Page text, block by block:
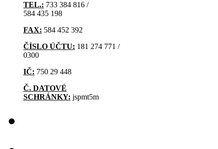
TEL.: 733 384 816 /
584 435 198
FAX: 584 452 392
ČÍSLO ÚČTU: 181 274 771 /
0300
IČ: 750 29 448
Č. DATOVÉ
SCHRÁNKY: jspmt5m